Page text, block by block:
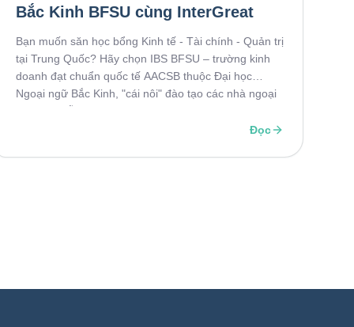
Bắc Kinh BFSU cùng InterGreat
Bạn muốn săn học bổng Kinh tế - Tài chính - Quản trị
tại Trung Quốc? Hãy chọn IBS BFSU – trường kinh
doanh đạt chuẩn quốc tế AACSB thuộc Đại học
Ngoại ngữ Bắc Kinh, "cái nôi" đào tạo các nhà ngoại
năm, InterGreat sẽ đồng hành tối ưu hồ sơ từ A-Z,
Đọc